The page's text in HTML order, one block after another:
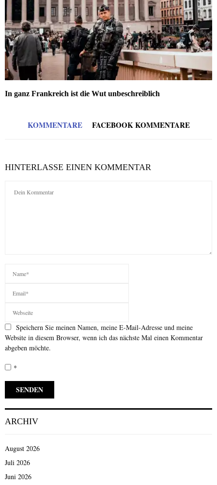
In ganz Frankreich ist die Wut unbeschreiblich
KOMMENTARE FACEBOOK KOMMENTARE
HINTERLASSE EINEN KOMMENTAR
Speichern Sie meinen Namen, meine E-Mail-Adresse und meine
Website in diesem Browser, wenn ich das nächste Mal einen Kommentar
abgeben möchte.
*
ARCHIV
August 2026
Juli 2026
Juni 2026